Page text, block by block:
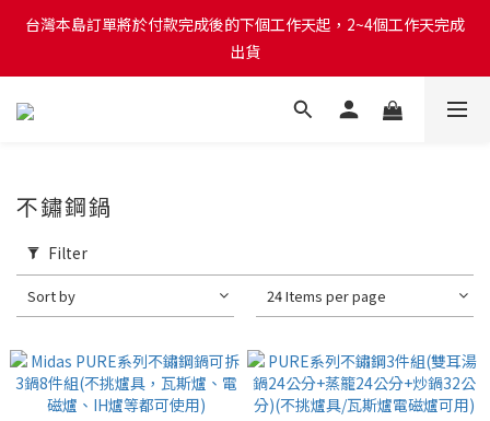
台灣本島訂單將於付款完成後的下個工作天起，2~4個工作天完成
出貨
台灣本島訂單將於付款完成後的下個工作天起，2~4個工作天完成
出貨
台灣本島消費滿$999免運費
不鏽鋼鍋
Filter
Sort by 24 Items per page